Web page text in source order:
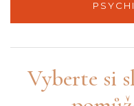
Vyberte si